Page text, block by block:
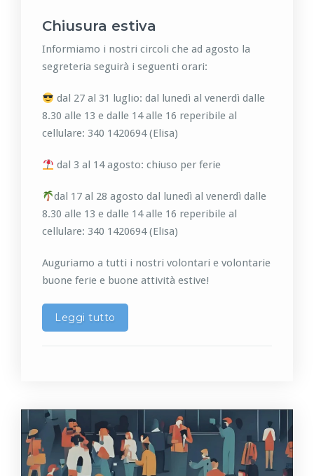
Chiusura estiva
Informiamo i nostri circoli che ad agosto la
segreteria seguirà i seguenti orari:
dal 27 al 31 luglio: dal lunedì al venerdì dalle
8.30 alle 13 e dalle 14 alle 16 reperibile al
cellulare: 340 1420694 (Elisa)
dal 3 al 14 agosto: chiuso per ferie
dal 17 al 28 agosto dal lunedì al venerdì dalle
8.30 alle 13 e dalle 14 alle 16 reperibile al
cellulare: 340 1420694 (Elisa)
Auguriamo a tutti i nostri volontari e volontarie
buone ferie e buone attività estive!
Leggi tutto